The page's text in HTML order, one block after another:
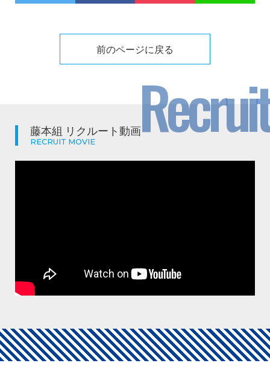
前のページに戻る
Recruit
藤本組 リクルート動画
RECRUIT MOVIE